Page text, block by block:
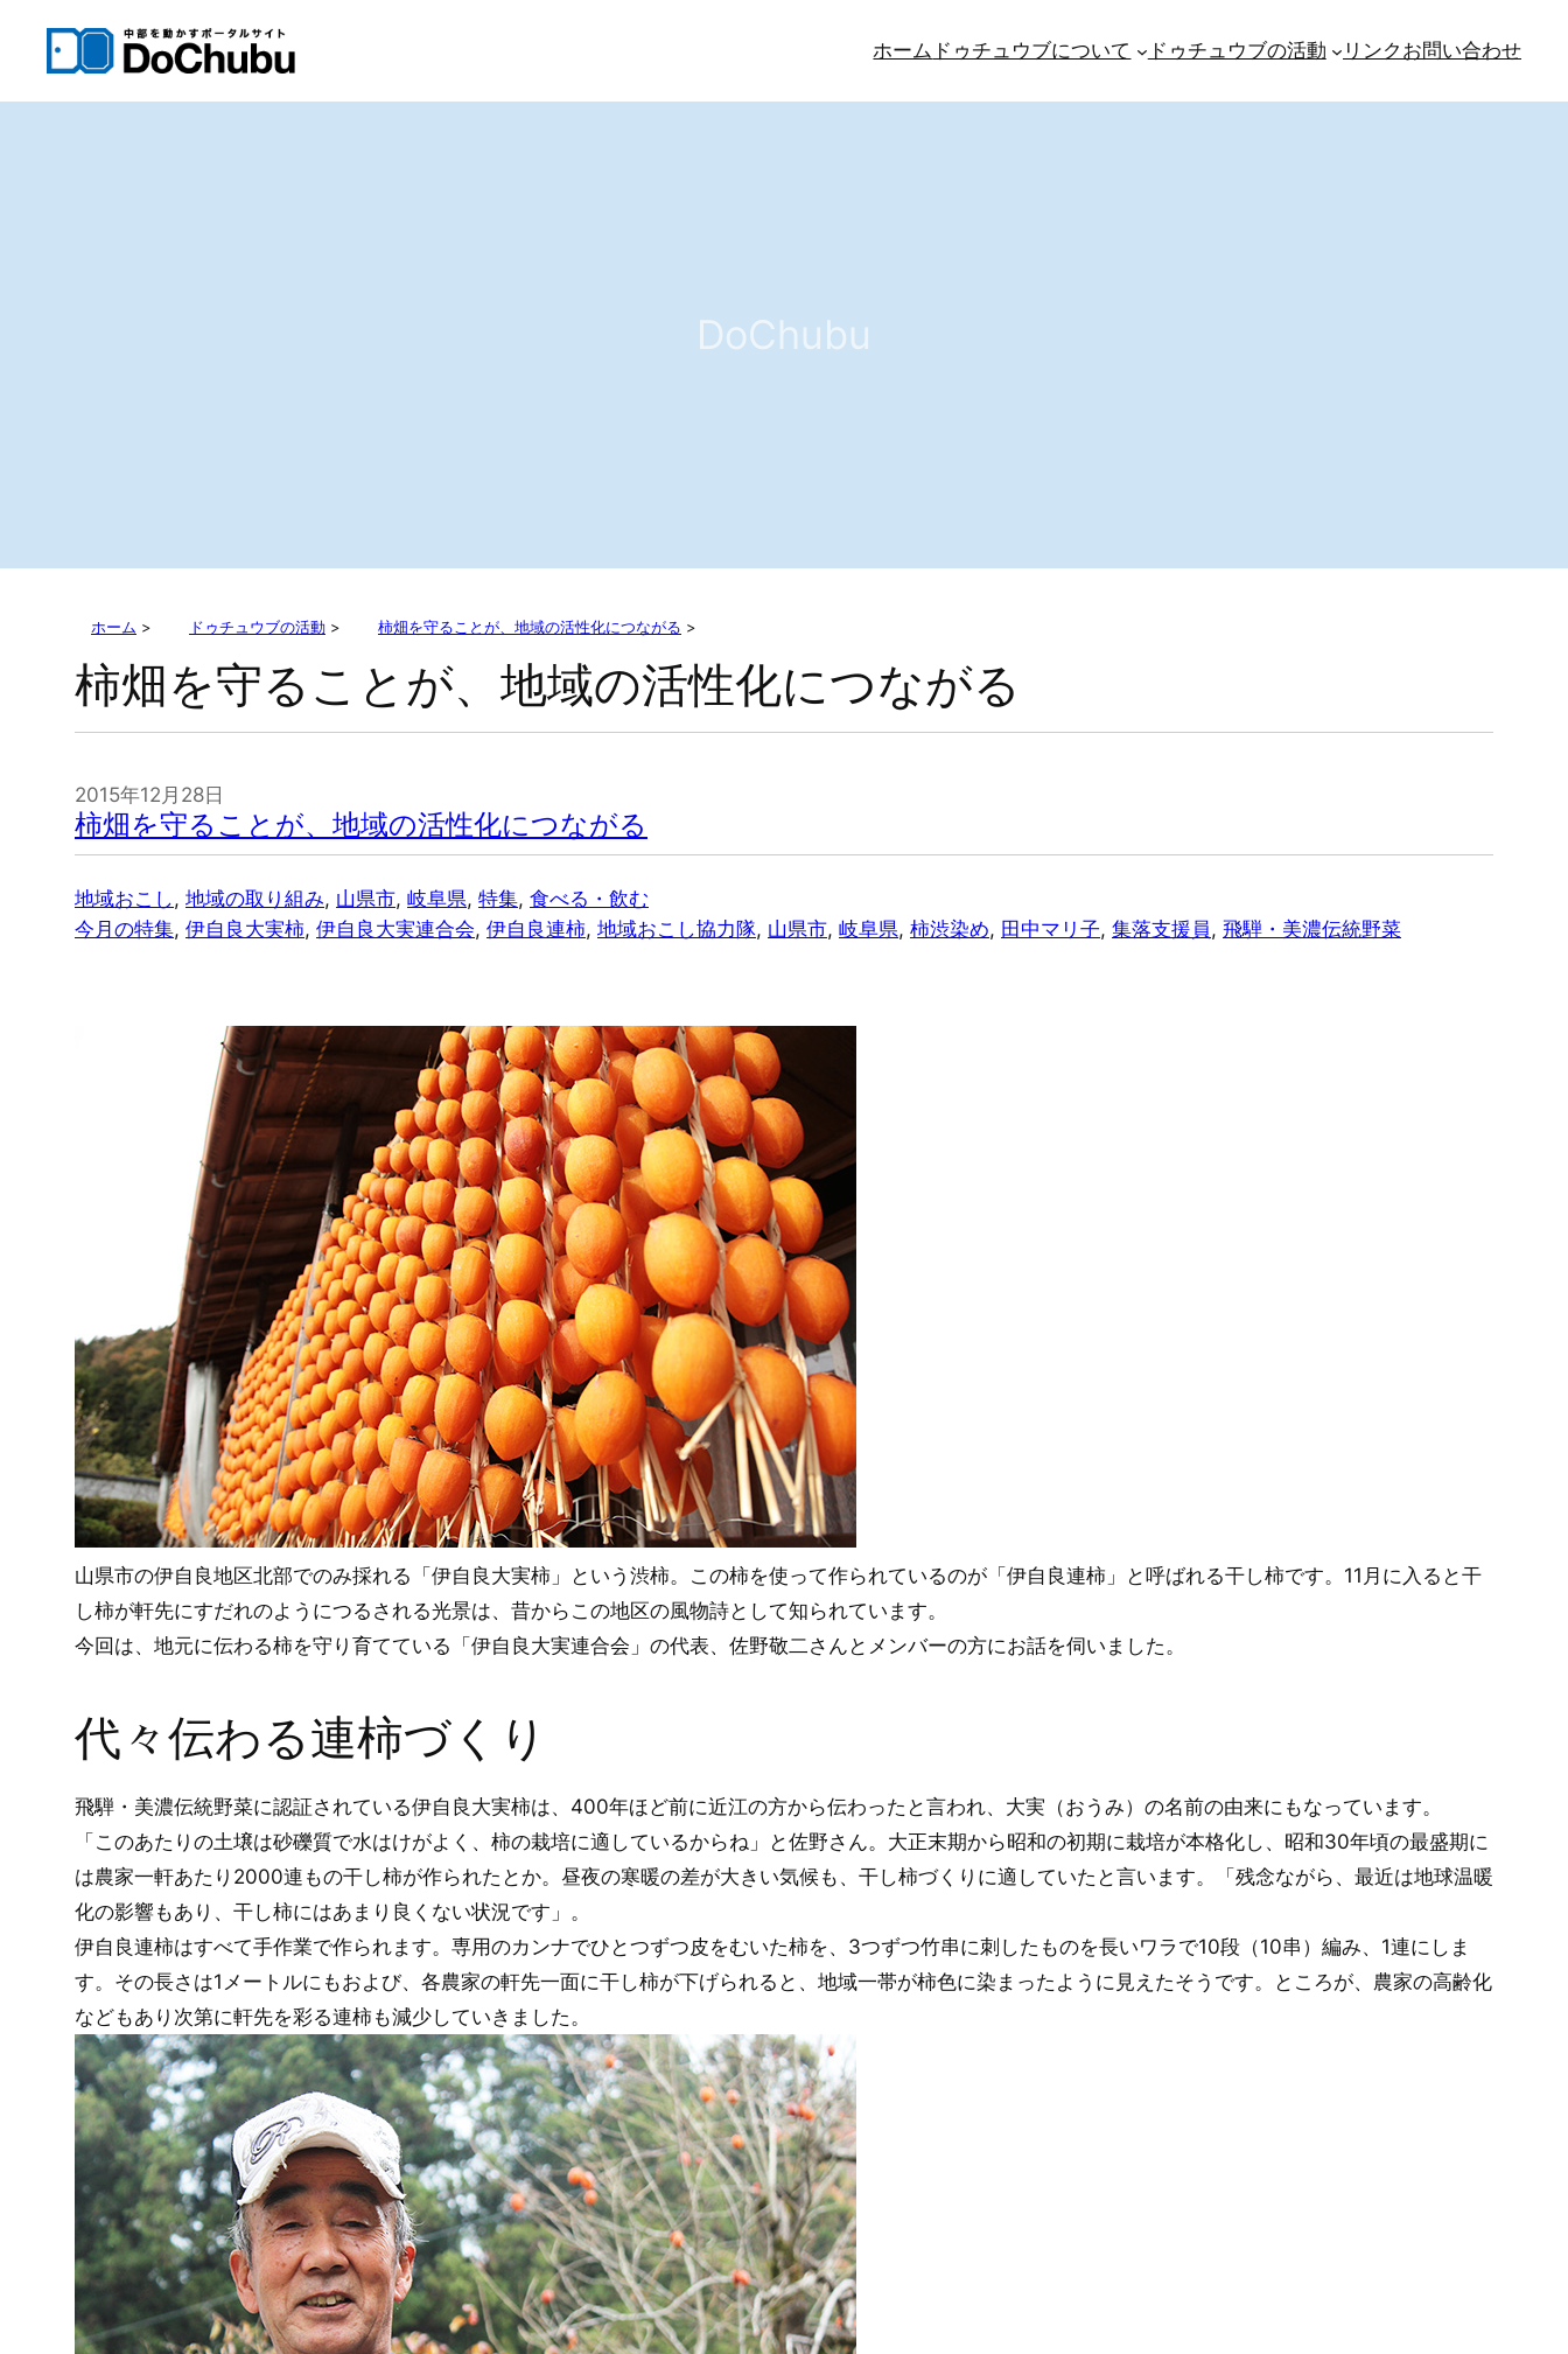
ス
ホーム ドゥチュウブについて ドゥチュウブの活動 リンク お問い合わせ
DoChubu
ホーム > ドゥチュウブの活動 > 柿畑を守ることが、地域の活性化につながる >
柿畑を守ることが、地域の活性化につながる
2015年12月28日
柿畑を守ることが、地域の活性化につながる
地域おこし, 地域の取り組み, 山県市, 岐阜県, 特集, 食べる・飲む
今月の特集, 伊自良大実柿, 伊自良大実連合会, 伊自良連柿, 地域おこし協力隊, 山県市, 岐阜県, 柿渋染め, 田中マリ子, 集落支援員, 飛騨・美濃伝統野菜
山県市の伊自良地区北部でのみ採れる「伊自良大実柿」という渋柿。この柿を使って作られているのが「伊自良連柿」と呼ばれる干し柿です。11月に入ると干
し柿が軒先にすだれのようにつるされる光景は、昔からこの地区の風物詩として知られています。
今回は、地元に伝わる柿を守り育てている「伊自良大実連合会」の代表、佐野敬二さんとメンバーの方にお話を伺いました。
代々伝わる連柿づくり
飛騨・美濃伝統野菜に認証されている伊自良大実柿は、400年ほど前に近江の方から伝わったと言われ、大実（おうみ）の名前の由来にもなっています。
「このあたりの土壌は砂礫質で水はけがよく、柿の栽培に適しているからね」と佐野さん。大正末期から昭和の初期に栽培が本格化し、昭和30年頃の最盛期に
は農家一軒あたり2000連もの干し柿が作られたとか。昼夜の寒暖の差が大きい気候も、干し柿づくりに適していたと言います。「残念ながら、最近は地球温暖
化の影響もあり、干し柿にはあまり良くない状況です」。
伊自良連柿はすべて手作業で作られます。専用のカンナでひとつずつ皮をむいた柿を、3つずつ竹串に刺したものを長いワラで10段（10串）編み、1連にしま
す。その長さは1メートルにもおよび、各農家の軒先一面に干し柿が下げられると、地域一帯が柿色に染まったように見えたそうです。ところが、農家の高齢化
などもあり次第に軒先を彩る連柿も減少していきました。